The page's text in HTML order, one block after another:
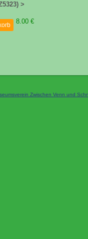
>
8.00 €
Zwischen Venn und